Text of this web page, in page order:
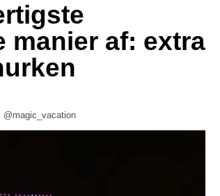
manier af: extra
@magic_vacation